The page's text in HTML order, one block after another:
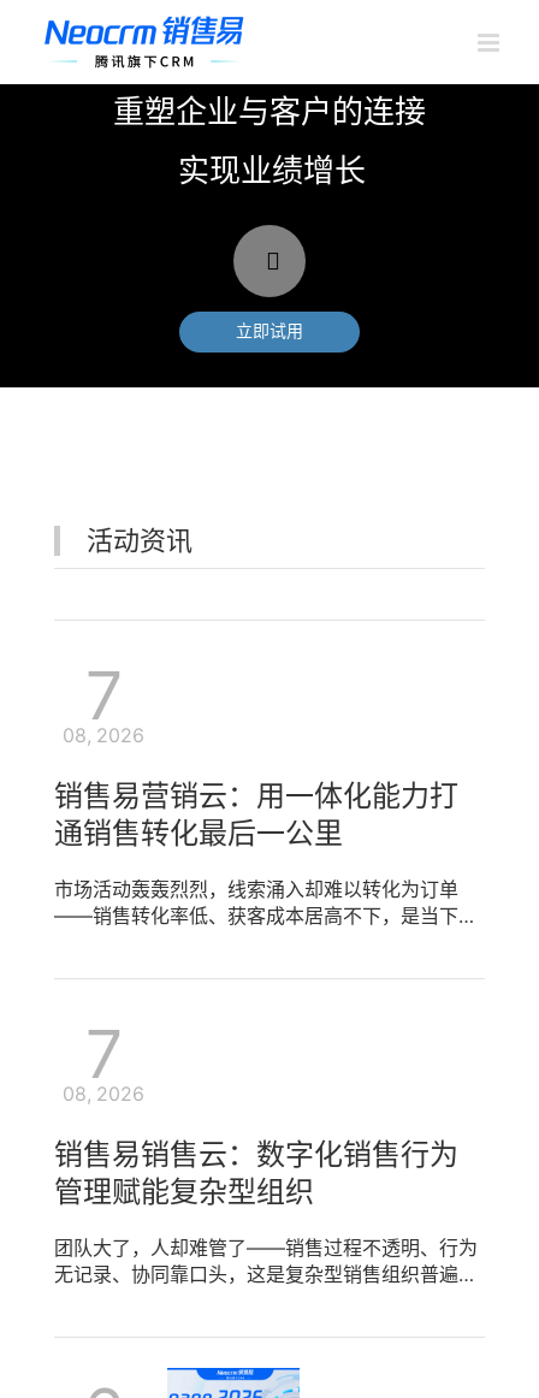
容
重塑企业与客户的连接
立即试用
实现业绩增长
活动资讯
7
08, 2026
销售易营销云：用一体化能力打
通销售转化最后一公里
市场活动轰轰烈烈，线索涌入却难以转化为订单
——销售转化率低、获客成本居高不下，是当下许
商机、商品、订单管理、智能话术推荐与智能素材
中心，打通从获客到成交的每一环，让销售转化有
章可循、有据可依。 一、销售转化之痛：线索进来
断层。市场活动产生的线索散落在不同渠道，缺少
系统化的营销任务管理，跟进不及时、责任不清
晰；销售拿到线索后需手动查询客户信息、商品库
存与历史订单，无法快速完成商机、商品、订单管
理，响应速度慢；沟通中遇到客户质疑时，销售只
能凭经验应对，缺少智能话术推荐的专业支撑；个
力，智能素材中心的缺失让内容无法精准触达。销
售转化链路的每一个断点，都在拉长成单周期、拉
低转化率。 二、营销任务管理与商机订单管理：让
7
08, 2026
销售易销售云：数字化销售行为
管理赋能复杂型组织
团队大了，人却难管了——销售过程不透明、行为
无记录、协同靠口头，这是复杂型销售组织普遍面
销售易销售云聚焦销售行为管理，通过活动记录、